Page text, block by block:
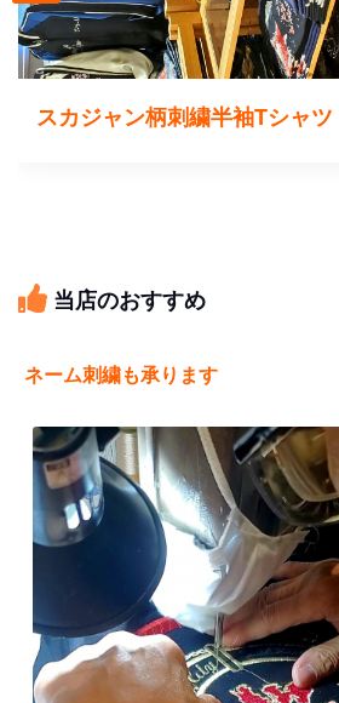
スカジャン柄刺繍半袖Tシャツ
当店のおすすめ
ネーム刺繍も承ります